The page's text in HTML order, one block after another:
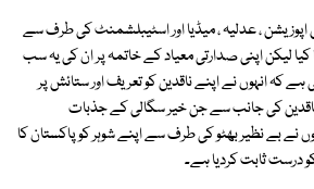
، عدلیہ ، میڈیا اور اسٹیبلشمنٹ کی طرف سے
کیا لیکن اپنی صدارتی معیاد کے خاتمہ پر ان کی یہ سب
ہے کہ انہوں نے اپنے ناقدین کو تعریف اور ستائش پر
ناقدین کی جانب سے جن خیر سگالی کے جذبات
نے بے نظیر بھٹو کی طرف سے اپنے شوہر کو پاکستان کا
درست ثابت کردیا ہے۔